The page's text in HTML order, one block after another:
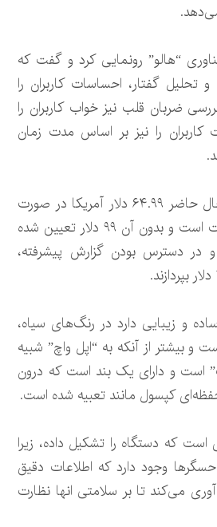
می‌دهد.
“هالو” رونمایی کرد و گفت که
تحلیل گفتار، احساسات کاربران را
ضربان قلب نیز خواب کاربران را
کاربران را نیز بر اساس مدت زمان
هزینه این دستگاه در حال حاضر ۶۴.۹۹ دلار آمریکا در صورت
داشتن شش ماه عضویت است و بدون آن ۹۹ دلار تعیین شده
و در دسترس بودن گزارش پیشرفته،
و زیبایی دارد در رنگ‌های سیاه،
و بیشتر از آنکه به “اپل واچ” شبیه
است و دارای یک بند است که درون
کپسول مانند تعبیه شده است.
که دستگاه را تشکیل داده، زیرا
وجود دارد که اطلاعات دقیق
می‌کند تا بر سلامتی انها نظارت